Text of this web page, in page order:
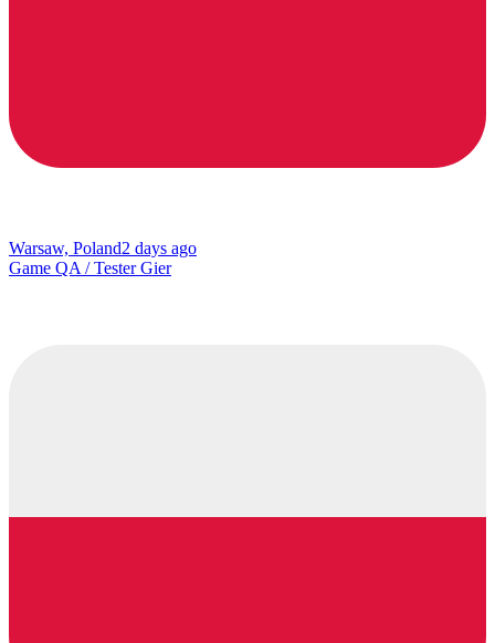
Warsaw, Poland2 days ago
Game QA / Tester Gier